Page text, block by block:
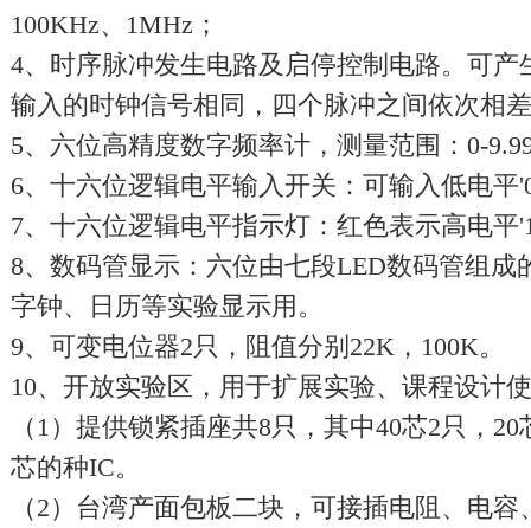
100KHz、1MHz；
4、时序脉冲发生电路及启停控制电路。可
输入的时钟信号相同，四个脉冲之间依次相
5、六位高精度数字频率计，测量范围：0-
6、十六位逻辑电平输入开关：可输入低电平
7、十六位逻辑电平指示灯：红色表示高电平
8、数码管显示：六位由七段LED数码管组成
字钟、日历等实验显示用。
9、可变电位器2只，阻值分别22K，100K。
10、开放实验区，用于扩展实验、课程设计
（1）提供锁紧插座共8只，其中40芯2只，
芯的种IC。
（2）台湾产面包板二块，可接插电阻、电